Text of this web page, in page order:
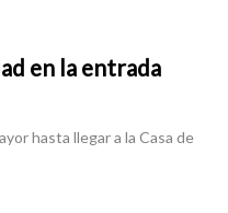
en la entrada
hasta llegar a la Casa de